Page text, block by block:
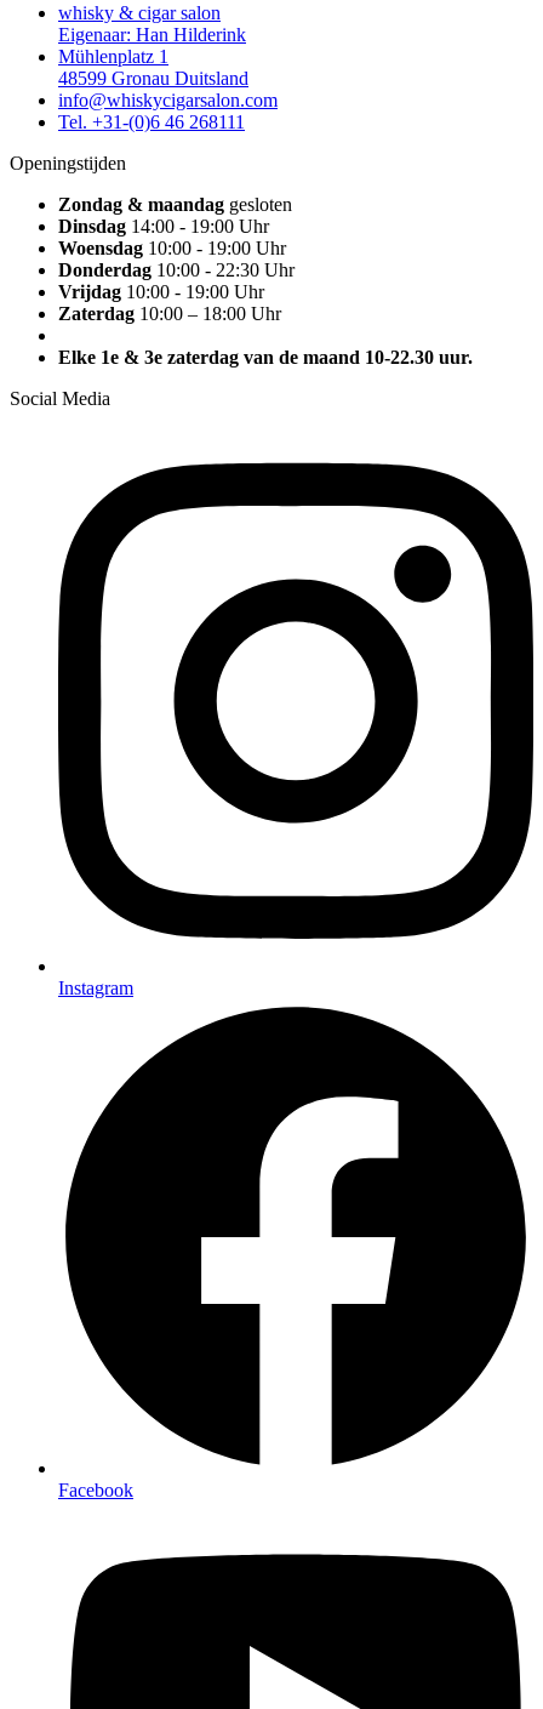
whisky & cigar salon
Eigenaar: Han Hilderink
Mühlenplatz 1
48599 Gronau Duitsland
info@whiskycigarsalon.com
Tel. +31-(0)6 46 268111
Openingstijden
Zondag & maandag gesloten
Dinsdag 14:00 - 19:00 Uhr
Woensdag 10:00 - 19:00 Uhr
Donderdag 10:00 - 22:30 Uhr
Vrijdag 10:00 - 19:00 Uhr
Zaterdag 10:00 – 18:00 Uhr
Elke 1e & 3e zaterdag van de maand 10-22.30 uur.
Social Media
Instagram
Facebook